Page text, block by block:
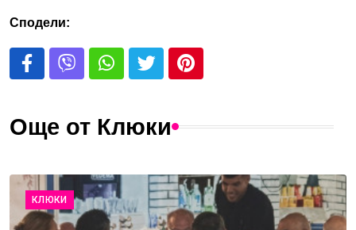
Сподели:
Още от Клюки
КЛЮКИ